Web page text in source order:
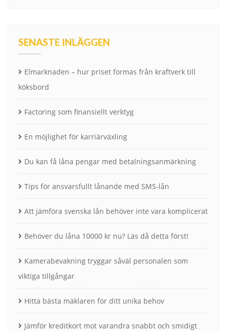
SENASTE INLÄGGEN
Elmarknaden – hur priset formas från kraftverk till
köksbord
Factoring som finansiellt verktyg
En möjlighet för karriärväxling
Du kan få låna pengar med betalningsanmärkning
Tips för ansvarsfullt lånande med SMS-lån
Att jämföra svenska lån behöver inte vara komplicerat
Behöver du låna 10000 kr nu? Läs då detta först!
Kamerabevakning tryggar såväl personalen som
viktiga tillgångar
Hitta bästa mäklaren för ditt unika behov
Jämför kreditkort mot varandra snabbt och smidigt